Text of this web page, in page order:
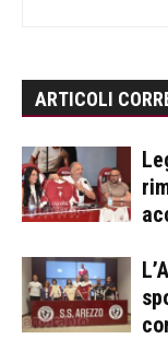
ARTICOLI